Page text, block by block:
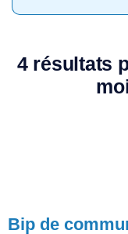
4 résultats
Bip de